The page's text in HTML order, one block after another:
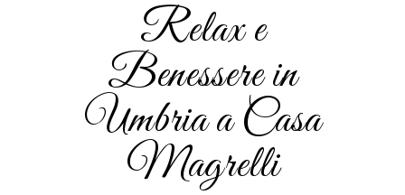
Relax e
Benessere in
Umbria a Casa
Magrelli